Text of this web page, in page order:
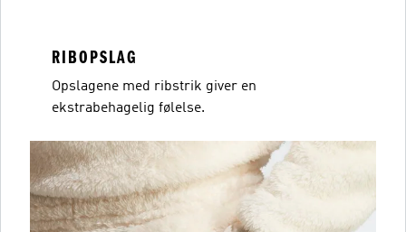
RIBOPSLAG
Opslagene med ribstrik giver en
ekstrabehagelig følelse.